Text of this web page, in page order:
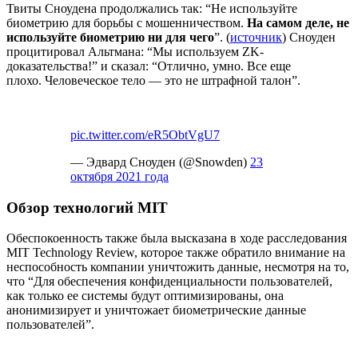
Твиты Сноудена продолжались так: “Не используйте
биометрию для борьбы с мошенничеством. На самом деле, не
используйте биометрию ни для чего”. (источник) Сноуден
процитировал Альтмана: “Мы используем ZK-
доказательства!” и сказал: “Отлично, умно. Все еще
плохо. Человеческое тело — это не штрафной талон”.
pic.twitter.com/eR5ObtVgU7
— Эдвард Сноуден (@Snowden) 23
октября 2021 года
Обзор технологий MIT
Обеспокоенность также была высказана в ходе расследования
MIT Technology Review, которое также обратило внимание на
неспособность компании уничтожить данные, несмотря на то,
что “Для обеспечения конфиденциальности пользователей,
как только ее системы будут оптимизированы, она
анонимизирует и уничтожает биометрические данные
пользователей”.